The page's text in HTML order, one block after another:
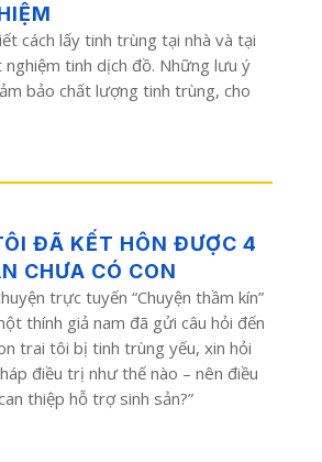
cách lấy tinh trùng tại nhà và tại
nghiệm tinh dịch đồ. Những lưu ý
bảo chất lượng tinh trùng, cho
ĐÃ KẾT HÔN ĐƯỢC 4
CHƯA CÓ CON
trực tuyến “Chuyện thầm kín”
thính giả nam đã gửi câu hỏi đến
trai tôi bị tinh trùng yếu, xin hỏi
điều trị như thế nào – nên điều
thiệp hỗ trợ sinh sản?”